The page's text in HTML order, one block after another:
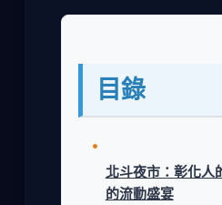
目錄
北斗夜市：彰化人
的流動盛宴